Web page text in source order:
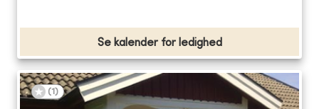
Se kalender for ledighed
(1 )